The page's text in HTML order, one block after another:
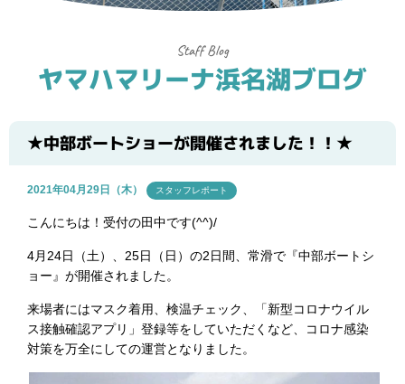
ボート販売
艤装
ブログ
ヤマハマリーナ浜名湖ブログ
★中部ボートショーが開催されました！！★
2021年04月29日（木） スタッフレポート
こんにちは！受付の田中です(^^)/
4月24日（土）、25日（日）の2日間、常滑で『中部ボートシ
ョー』が開催されました。
来場者にはマスク着用、検温チェック、「新型コロナウイル
ス接触確認アプリ」登録等をしていただくなど、コロナ感染
対策を万全にしての運営となりました。